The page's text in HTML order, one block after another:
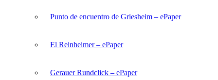
Punto de encuentro de Griesheim – ePaper
El Reinheimer – ePaper
Gerauer Rundclick – ePaper